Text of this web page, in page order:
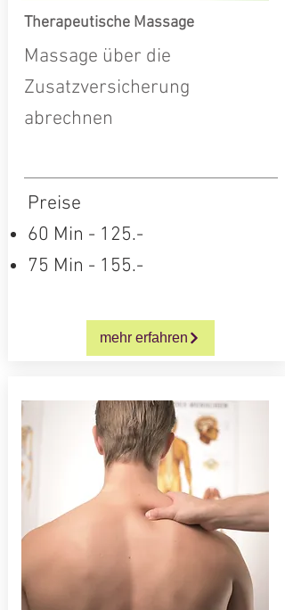
Therapeutische Massage
Massage über die
Zusatzversicherung
abrechnen
Preise
60 Min - 125.-
75 Min - 155.-
mehr erfahren